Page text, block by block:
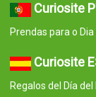
Curiosite
Prendas para o
Curiosite
Regalos del Día